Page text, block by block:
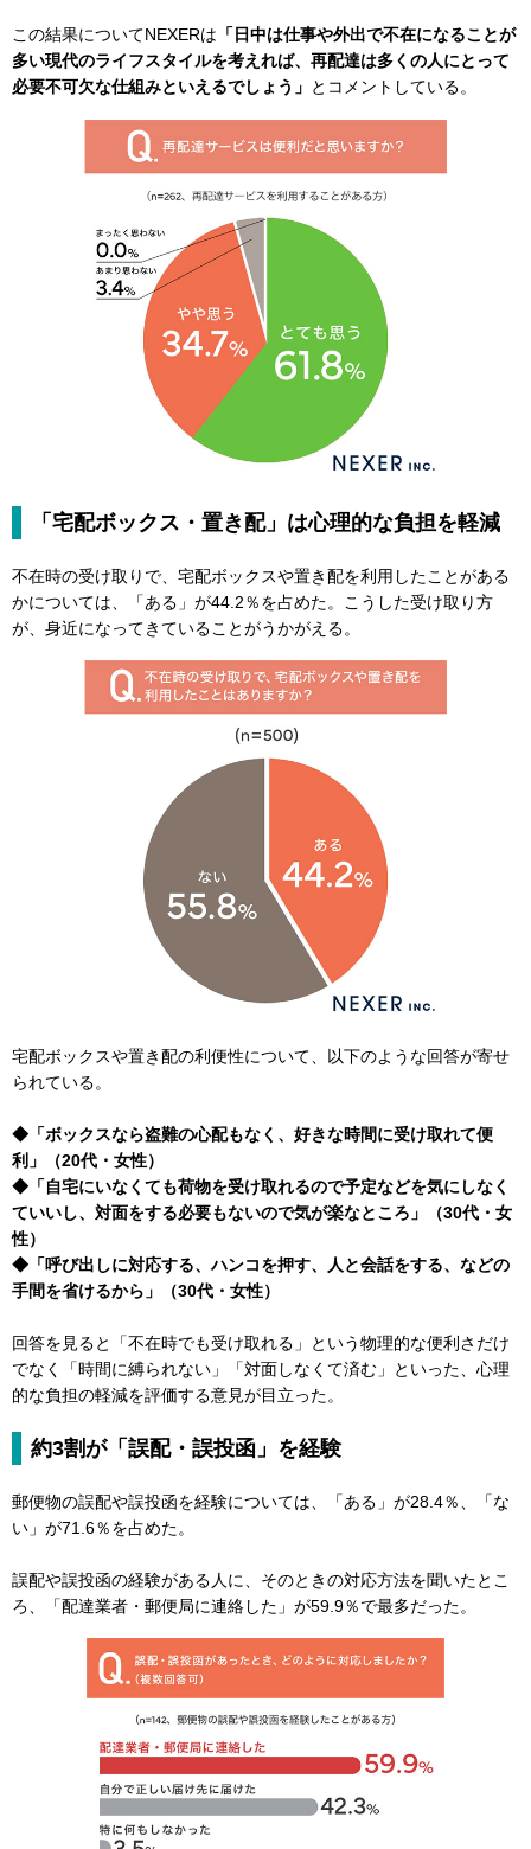
この結果についてNEXERは 「日中は仕事や外出で不在になることが
多い現代のライフスタイルを考えれば、再配達は多くの人にとって
必要不可欠な仕組みといえるでしょう」 とコメントしている。
「宅配ボックス・置き配」は心理的な負担を軽減
不在時の受け取りで、宅配ボックスや置き配を利用したことがある
かについては、「ある」が44.2％を占めた。こうした受け取り方
が、身近になってきていることがうかがえる。
宅配ボックスや置き配の利便性について、以下のような回答が寄せ
られている。
◆「ボックスなら盗難の心配もなく、好きな時間に受け取れて便
利」（20代・女性）
◆「自宅にいなくても荷物を受け取れるので予定などを気にしなく
ていいし、対面をする必要もないので気が楽なところ」（30代・女
性）
◆「呼び出しに対応する、ハンコを押す、人と会話をする、などの
手間を省けるから」（30代・女性）
回答を見ると「不在時でも受け取れる」という物理的な便利さだけ
でなく「時間に縛られない」「対面しなくて済む」といった、心理
的な負担の軽減を評価する意見が目立った。
約3割が「誤配・誤投函」を経験
郵便物の誤配や誤投函を経験については、「ある」が28.4％、「な
い」が71.6％を占めた。
誤配や誤投函の経験がある人に、そのときの対応方法を聞いたとこ
ろ、「配達業者・郵便局に連絡した」が59.9％で最多だった。